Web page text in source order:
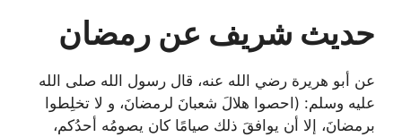
حديث شريف عن رمضان
عن أبو هريرة رضي الله عنه، قال رسول الله صلى الله
عليه وسلم: (احصوا هلالَ شعبانَ لرمضانَ، و لا تخلِطوا
برمضانَ، إلا أن يوافقَ ذلك صيامًا كان يصومُه أحدُكم،